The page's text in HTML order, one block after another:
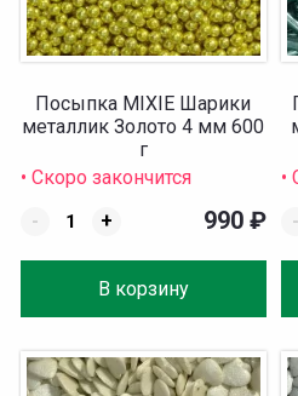
Посыпка MIXIE Шарики
металлик Золото 4 мм 600
г
• Скоро закончится
-
+
В корзину
990 ₽
•
-